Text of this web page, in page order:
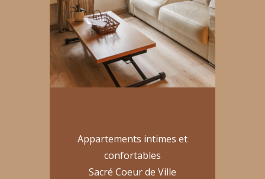
Appartements intimes et
confortables
Sacré Coeur de Ville